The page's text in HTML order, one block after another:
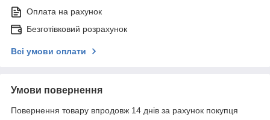
Оплата на рахунок
Безготівковий розрахунок
Всі умови оплати
Умови повернення
Повернення товару впродовж 14 днів за рахунок покупця